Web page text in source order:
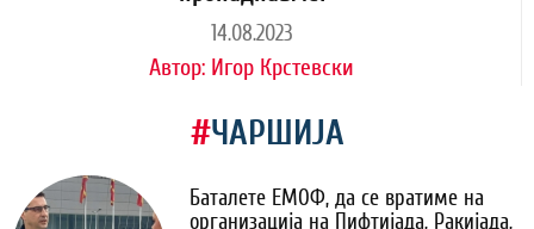
14.08.2023
Автор: Игор Крстевски
#ЧАРШИЈА
Баталете ЕМОФ, да се вратиме на
организација на Пифтијада, Ракијада,